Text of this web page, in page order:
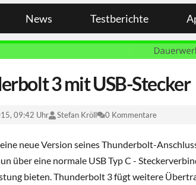
News Testberichte
3 mit USB-Stecker
09:42 Uhr Stefan Kröll 0 Kommentare
neue Version seines Thunderbolt-
über eine normale USB Typ C -
bieten. Thunderbolt 3 fügt weitere